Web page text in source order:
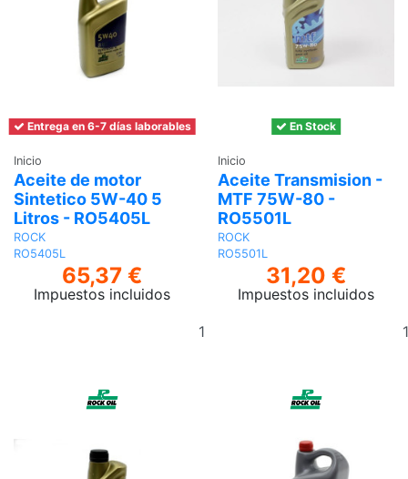
Entrega en 6-7 días laborables
Inicio
Aceite de motor
Sintetico 5W-40 5
Litros - RO5405L
ROCK
RO5405L
65,37 €
Impuestos incluidos
En Stock
Inicio
Aceite Transmision -
MTF 75W-80 -
RO5501L
ROCK
RO5501L
31,20 €
Impuestos incluidos